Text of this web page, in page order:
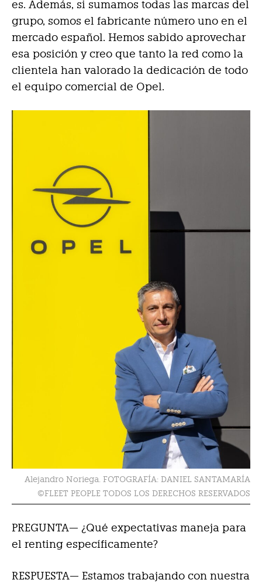
es. Además, si sumamos todas las marcas del
grupo, somos el fabricante número uno en el
mercado español. Hemos sabido aprovechar
esa posición y creo que tanto la red como la
clientela han valorado la dedicación de todo
el equipo comercial de Opel.
Alejandro Noriega. FOTOGRAFÍA: DANIEL SANTAMARÍA
©FLEET PEOPLE TODOS LOS DERECHOS RESERVADOS
PREGUNTA— ¿Qué expectativas maneja para
el renting específicamente?
RESPUESTA— Estamos trabajando con nuestra